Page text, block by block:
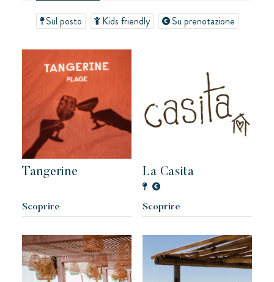
Le famose Tiki Huttes, un ambiente idilliaco e un servizio
Un paradiso selvaggio e colorato
Sul posto Kids friendly Su prenotazione
Tangerine
Scoprire
La Casita
Scoprire